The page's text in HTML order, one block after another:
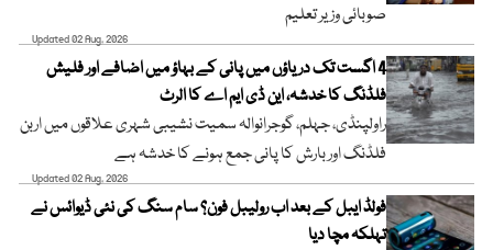
صوبائی وزیر تعلیم
Updated 02 Aug, 2026
4 اگست تک دریاؤں میں پانی کے بہاؤ میں اضافے اور فلیش
فلڈنگ کا خدشہ، این ڈی ایم اے کا الرٹ
راولپنڈی، جہلم، گوجرانوالہ سمیت نشیبی شہری علاقوں میں اربن
فلڈنگ اور بارش کا پانی جمع ہونے کا خدشہ ہے
Updated 02 Aug, 2026
فولڈ ایبل کے بعد اب رولیبل فون؟ سام سنگ کی نئی ڈیوائس نے
تہلکہ مچا دیا